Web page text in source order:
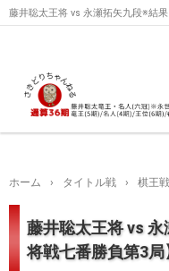
藤井聡太王将 vs 永瀬拓矢九段※結
ホーム › タイトル戦 › 棋王戦
藤井聡太王将 vs
将戦七番勝負第3